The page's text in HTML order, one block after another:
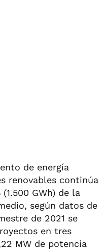
de energía
renovables continúa
GWh) de la
según datos de
de 2021 se
en tres
MW de potencia